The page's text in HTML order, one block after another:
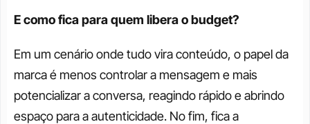
E como fica para quem libera o budget?
Em um cenário onde tudo vira conteúdo, o papel da
marca é menos controlar a mensagem e mais
potencializar a conversa, reagindo rápido e abrindo
espaço para a autenticidade. No fim, fica a